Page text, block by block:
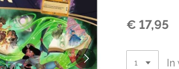
€ 17,95
In